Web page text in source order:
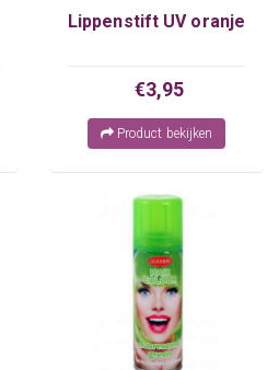
Lippenstift UV oranje
€3,95
Product bekijken